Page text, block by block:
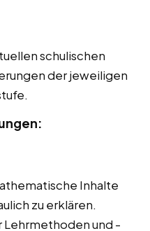
schulischen
der jeweiligen
Inhalte
zu erklären.
Lehrmethoden und -